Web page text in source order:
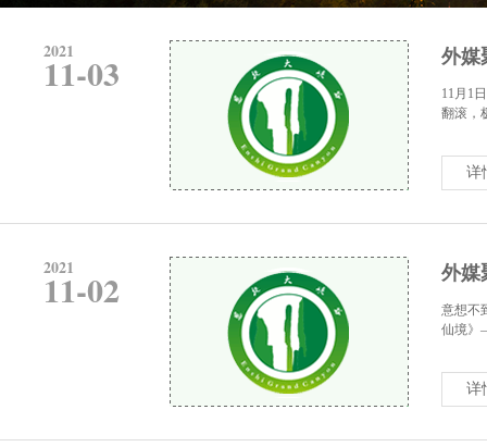
2021
11-03 外媒
11月1
翻滚，
详
2021
11-02 外媒
意想不
仙境
详